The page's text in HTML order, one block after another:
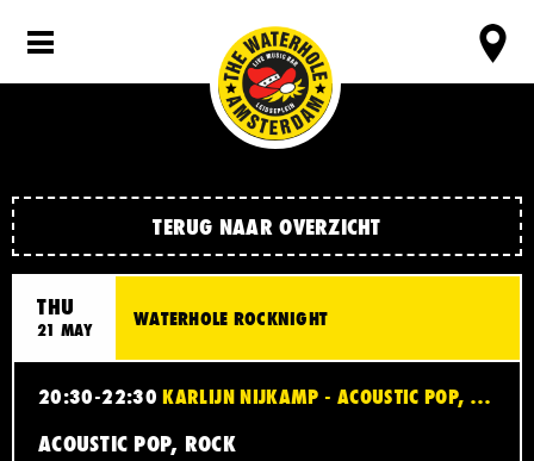
TERUG NAAR OVERZICHT
THU
21 MAY WATERHOLE ROCKNIGHT
20:30-22:30 KARLIJN NIJKAMP - ACOUSTIC POP, ROCK
ACOUSTIC POP, ROCK